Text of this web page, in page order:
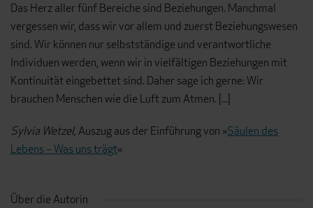
Das Herz aller fünf Bereiche sind Beziehungen. Manchmal
vergessen wir, dass wir vor allem und zuerst Beziehungswesen
sind. Wir können nur selbstständige und verantwortliche
Individuen werden, wenn wir in vielfältigen Beziehungen mit
Kontinuität eingebettet sind. Daher sage ich gerne: Wir
brauchen Menschen wie die Luft zum Atmen. [...]
Sylvia Wetzel, Auszug aus der Einführung von »Säulen des
Lebens – Was uns trägt«
Über die Autorin